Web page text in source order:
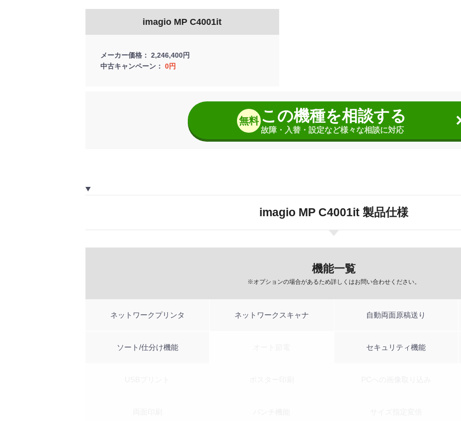
imagio MP C4001it
メーカー価格
2,246,400円
中古キャンペーン
0円
無料この機種を相談する
故障・入替・設定など様々な相談に対応
imagio MP C4001it 製品仕様
機能一覧
※オプションの場合があるため詳しくはお問い合わせください。
ネットワークプリンタ ネットワークスキャナ 自動両面原稿送り
ソート/仕分け機能 セキュリティ機能